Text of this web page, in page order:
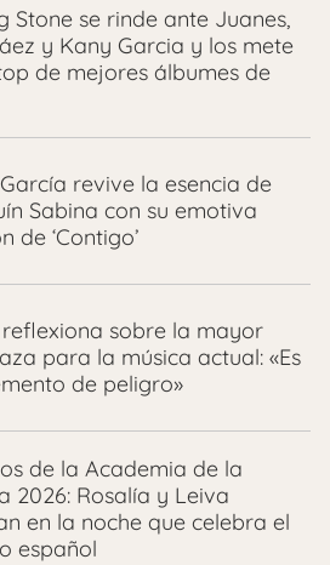
Stone se rinde ante Juanes,
y Kany Garcia y los mete
de mejores álbumes de
revive la esencia de
Sabina con su emotiva
de ‘Contigo’
sobre la mayor
para la música actual: «Es
de peligro»
de la Academia de la
2026: Rosalía y Leiva
en la noche que celebra el
español